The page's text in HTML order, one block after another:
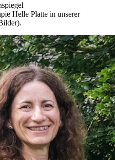
Helle Platte in unserer